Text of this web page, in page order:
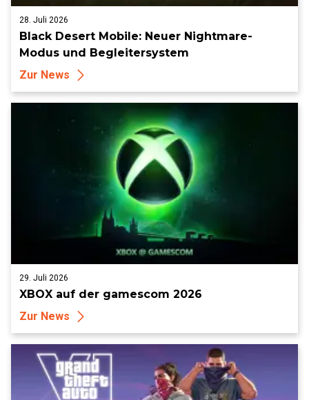
28. Juli 2026
Black Desert Mobile: Neuer Nightmare-
Modus und Begleitersystem
Zur News
29. Juli 2026
XBOX auf der gamescom 2026
Zur News